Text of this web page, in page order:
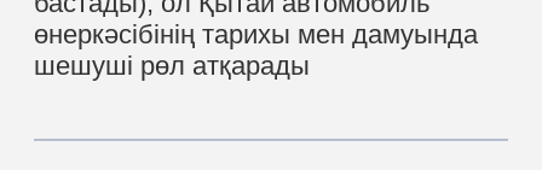
FAW Fortune Global нұсқасы бойынша
әлемдегі ең ірі 500 компанияның
рейтингінде 131-ші орында және